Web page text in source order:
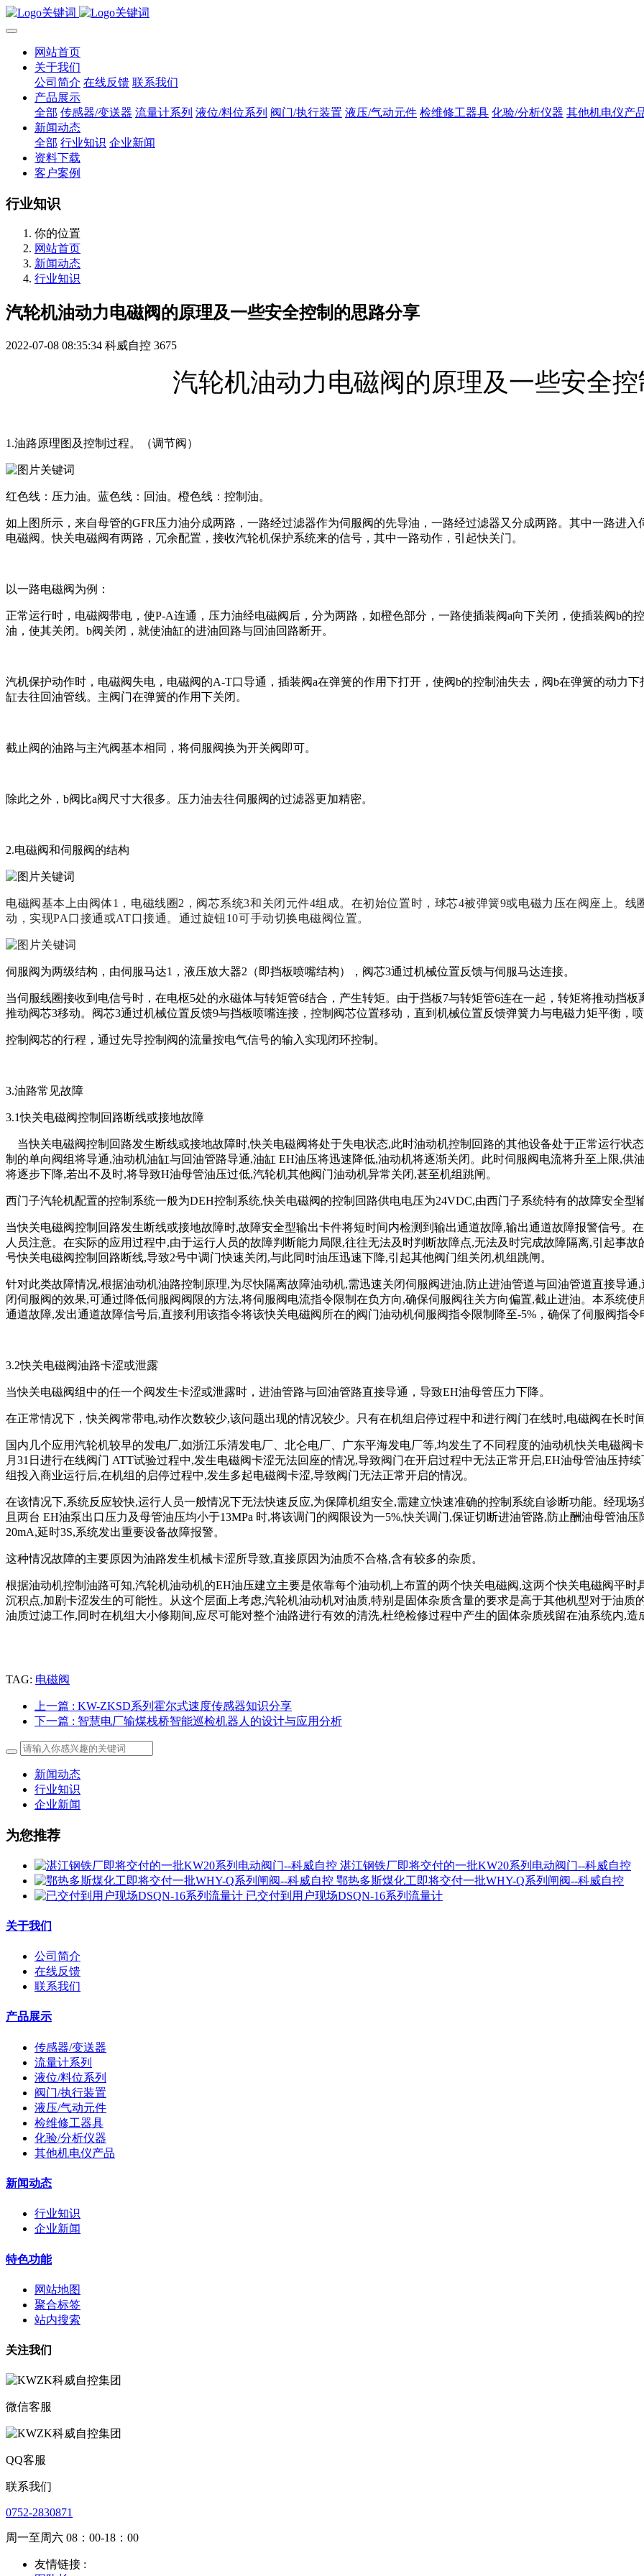
网站首页
关于我们
公司简介 在线反馈 联系我们
产品展示
全部 传感器/变送器 流量计系列 液位/料位系列 阀门/执行装置 液压/气动元件 检维修工器具 化验/分析仪器 其他机电仪产
新闻动态
全部 行业知识 企业新闻
资料下载
客户案例
行业知识
你的位置
网站首页
新闻动态
行业知识
汽轮机油动力电磁阀的原理及一些安全控制的思路分享
2022-07-08 08:35:34 科威自控 3675
汽轮机油动力电磁阀的原理及一些安全
1.油路原理图及控制过程。（调节阀）
红色线：压力油。蓝色线：回油。橙色线：控制油。
如上图所示，来自母管的GFR压力油分成两路，一路经过滤器作为伺服阀的先导油，一路经过滤器又分成两路。其中一路进
电磁阀。快关电磁阀有两路，冗余配置，接收汽轮机保护系统来的信号，其中一路动作，引起快关门。
以一路电磁阀为例：
正常运行时，电磁阀带电，使P-A连通，压力油经电磁阀后，分为两路，如橙色部分，一路使插装阀a向下关闭，使插装阀b的
油，使其关闭。b阀关闭，就使油缸的进油回路与回油回路断开。
汽机保护动作时，电磁阀失电，电磁阀的A-T口导通，插装阀a在弹簧的作用下打开，使阀b的控制油失去，阀b在弹簧的动力
缸去往回油管线。主阀门在弹簧的作用下关闭。
截止阀的油路与主汽阀基本相同，将伺服阀换为开关阀即可。
除此之外，b阀比a阀尺寸大很多。压力油去往伺服阀的过滤器更加精密。
2.电磁阀和伺服阀的结构
电磁阀基本上由阀体1，电磁线圈2，阀芯系统3和关闭元件4组成。在初始位置时，球芯4被弹簧9或电磁力压在阀座上。
动，实现PA口接通或AT口接通。通过旋钮10可手动切换电磁阀位置。
伺服阀为两级结构，由伺服马达1，液压放大器2（即挡板喷嘴结构），阀芯3通过机械位置反馈与伺服马达连接。
当伺服线圈接收到电信号时，在电枢5处的永磁体与转矩管6结合，产生转矩。由于挡板7与转矩管6连在一起，转矩将推动挡
推动阀芯3移动。阀芯3通过机械位置反馈9与挡板喷嘴连接，控制阀芯位置移动，直到机械位置反馈弹簧力与电磁力矩平衡，喷
控制阀芯的行程，通过先导控制阀的流量按电气信号的输入实现闭环控制。
3.油路常见故障
3.1快关电磁阀控制回路断线或接地故障
当快关电磁阀控制回路发生断线或接地故障时,快关电磁阀将处于失电状态,此时油动机控制回路的其他设备处于正常运行状
制的单向阀组将导通,油动机油缸与回油管路导通,油缸 EH油压将迅速降低,油动机将逐渐关闭。此时伺服阀电流将升至上限,供
将逐步下降,若出不及时,将导致H油母管油压过低,汽轮机其他阀门油动机异常关闭,甚至机组跳闸。
西门子汽轮机配置的控制系统一般为DEH控制系统,快关电磁阀的控制回路供电电压为24VDC,由西门子系统特有的故障安全型
当快关电磁阀控制回路发生断线或接地故障时,故障安全型输出卡件将短时间内检测到输出通道故障,输出通道故障报警信号。
人员注意。在实际的应用过程中,由于运行人员的故障判断能力局限,往往无法及时判断故障点,无法及时完成故障隔离,引起事
号快关电磁阀控制回路断线,导致2号中调门快速关闭,与此同时油压迅速下降,引起其他阀门组关闭,机组跳闸。
针对此类故障情况,根据油动机油路控制原理,为尽快隔离故障油动机,需迅速关闭伺服阀进油,防止进油管道与回油管道直接导
闭伺服阀的效果,可通过降低伺服阀阀限的方法,将伺服阀电流指令限制在负方向,确保伺服阀往关方向偏置,截止进油。本系统
通道故障,发出通道故障信号后,直接利用该指令将该快关电磁阀所在的阀门油动机伺服阀指令限制降至-5%，确保了伺服阀指令
3.2快关电磁阀油路卡涩或泄露
当快关电磁阀组中的任一个阀发生卡涩或泄露时，进油管路与回油管路直接导通，导致EH油母管压力下降。
在正常情况下，快关阀常带电,动作次数较少,该问题出现的情况较少。只有在机组启停过程中和进行阀门在线时,电磁阀在长时
国内几个应用汽轮机较早的发电厂,如浙江乐清发电厂、北仑电厂、广东平海发电厂等,均发生了不同程度的油动机快关电磁阀
月31日进行在线阀门 ATT试验过程中,发生电磁阀卡涩无法回座的情况,导致阀门在开启过程中无法正常开启,EH油母管油压持
组投入商业运行后,在机组的启停过程中,发生多起电磁阀卡涩,导致阀门无法正常开启的情况。
在该情况下,系统反应较快,运行人员一般情况下无法快速反应,为保障机组安全,需建立快速准确的控制系统自诊断功能。经现
且两台 EH油泵出口压力及母管油压均小于13MPa 时,将该调门的阀限设为一5%,快关调门,保证切断进油管路,防止酬油母管油
20mA,延时3S,系统发出重要设备故障报警。
这种情况故障的主要原因为油路发生机械卡涩所导致,直接原因为油质不合格,含有较多的杂质。
根据油动机控制油路可知,汽轮机油动机的EH油压建立主要是依靠每个油动机上布置的两个快关电磁阀,这两个快关电磁阀平
沉积点,加剧卡涩发生的可能性。从这个层面上考虑,汽轮机油动机对油质,特别是固体杂质含量的要求是高于其他机型对于油
油质过滤工作,同时在机组大小修期间,应尽可能对整个油路进行有效的清洗,杜绝检修过程中产生的固体杂质残留在油系统内,造
TAG: 电磁阀
上一篇 : KW-ZKSD系列霍尔式速度传感器知识分享
下一篇 : 智慧电厂输煤栈桥智能巡检机器人的设计与应用分析
新闻动态
行业知识
企业新闻
为您推荐
湛江钢铁厂即将交付的一批KW20系列电动阀门--科威自控
鄂热多斯煤化工即将交付一批WHY-Q系列闸阀--科威自控
已交付到用户现场DSQN-16系列流量计
关于我们
公司简介
在线反馈
联系我们
产品展示
传感器/变送器
流量计系列
液位/料位系列
阀门/执行装置
液压/气动元件
检维修工器具
化验/分析仪器
其他机电仪产品
新闻动态
行业知识
企业新闻
特色功能
网站地图
聚合标签
站内搜索
关注我们
微信客服
QQ客服
联系我们
0752-2830871
周一至周六 08：00-18：00
友情链接 :